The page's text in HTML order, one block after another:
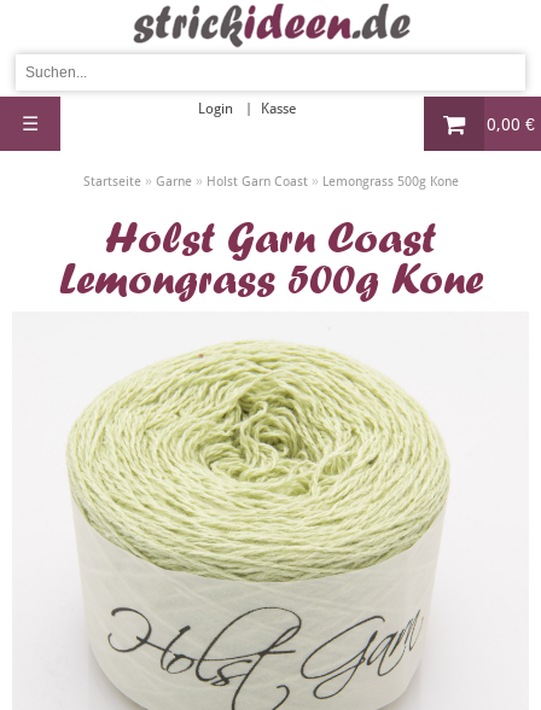
0,00 €
Login Kasse
☰
Startseite» Garne» Holst Garn Coast» Lemongrass 500g Kone
Holst Garn Coast
Lemongrass 500g Kone